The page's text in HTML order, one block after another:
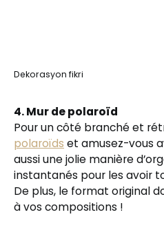
Dekorasyon fikri
4. Mur de polaroïd
Pour un côté branché et
polaroïds et amusez-vous
aussi une jolie manière
instantanés pour les avoir
De plus, le format original
à vos compositions !